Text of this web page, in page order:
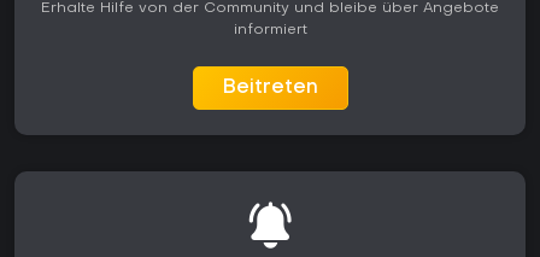
Erhalte Hilfe von der Community und bleibe über Angebote
informiert
Beitreten